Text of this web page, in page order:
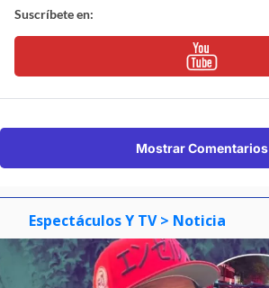
Suscríbete en:
Mostrar Comentarios
Espectáculos Y TV > Noticia